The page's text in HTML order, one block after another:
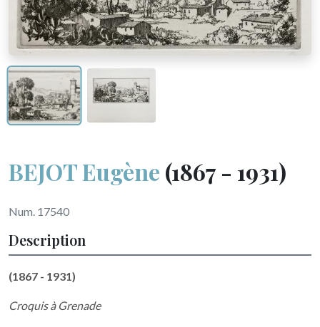
BEJOT Eugène (1867 - 1931)
Num. 17540
Description
(1867 - 1931)
Croquis à Grenade